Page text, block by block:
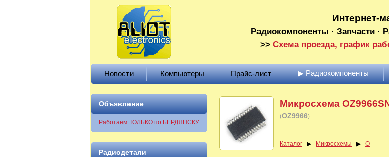
Интернет-
Радиокомпоненты · Запчасти ·
>> Схема проезда, график
Новости Компьютеры Прайс-лист ▶ Радиокомпоненты
Объявление
Работаем ТОЛЬКО по БЕРДЯНСКУ
Радиодетали
Микросхема
(OZ9966)
Каталог ▶ Микросхемы ▶ O